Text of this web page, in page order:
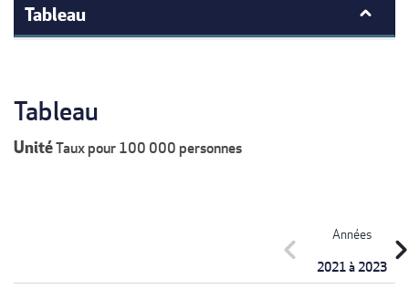
Tableau
Tableau
UnitéTaux pour 100 000 personnes
Années
2021 à 2023
chevron_left